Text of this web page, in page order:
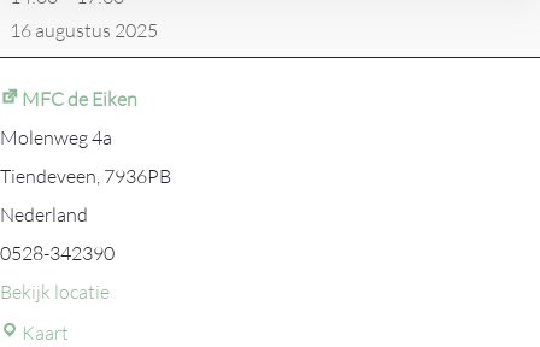
16 augustus 2025
MFC de Eiken
Molenweg 4a
Tiendeveen, 7936PB
Nederland
0528-342390
Bekijk locatie
Kaart